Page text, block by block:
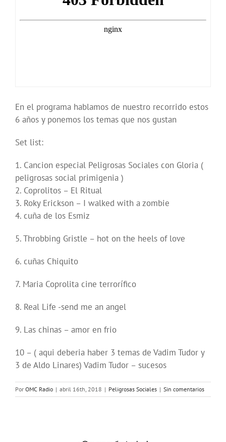
En el programa hablamos de nuestro recorrido estos
6 años y ponemos los temas que nos gustan
Set list:
1. Cancion especial Peligrosas Sociales con Gloria (
peligrosas social primigenia )
2. Coprolitos – El Ritual
3. Roky Erickson – I walked with a zombie
4. cuña de los Esmiz
5. Throbbing Gristle – hot on the heels of love
6. cuñas Chiquito
7. Maria Coprolita cine terrorífico
8. Real Life -send me an angel
9. Las chinas – amor en frio
10 – ( aqui deberia haber 3 temas de Vadim Tudor y
3 de Aldo Linares) Vadim Tudor – sucesos
Por OMC Radio | abril 16th, 2018 | Peligrosas Sociales | Sin comentarios